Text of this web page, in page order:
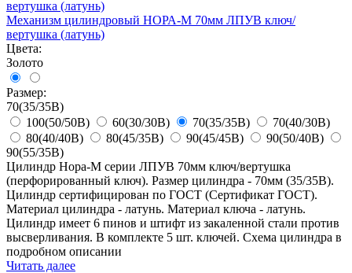
Механизм цилиндровый НОРА-М 70мм ЛПУВ ключ/
вертушка (латунь)
Цвета:
Золото
Размер:
70(35/35В)
100(50/50В)
60(30/30В) 70(35/35В)
70(40/30В)
80(40/40В)
80(45/35В) 90(45/45В)
90(50/40В)
90(55/35В)
Цилиндр Нора-М серии ЛПУВ 70мм ключ/вертушка
(перфорированный ключ). Размер цилиндра - 70мм (35/35В).
Цилиндр сертифицирован по ГОСТ (Сертификат ГОСТ).
Материал цилиндра - латунь. Материал ключа - латунь.
Цилиндр имеет 6 пинов и штифт из закаленной стали против
высверливания. В комплекте 5 шт. ключей. Схема цилиндра в
подробном описании
Читать далее